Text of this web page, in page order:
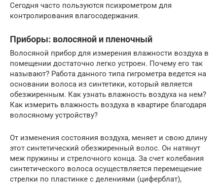
Сегодня часто пользуются психрометром для
контролирования влагосодержания.
Приборы: волосяной и пленочный
Волосяной прибор для измерения влажности воздуха в
помещении достаточно легко устроен. Почему его так
называют? Работа данного типа гигрометра ведется на
основании волоса из синтетики, который является
обезжиренным. Как узнать влажность воздуха на нем?
Как измерить влажность воздуха в квартире благодаря
волосяному устройству?
От изменения состояния воздуха, меняет и свою длину
этот синтетический обезжиренный волос. Он натянут
меж пружины и стрелочного конца. За счет колебания
синтетического волоса осуществляется перемещение
стрелки по пластинке с делениями (циферблат),